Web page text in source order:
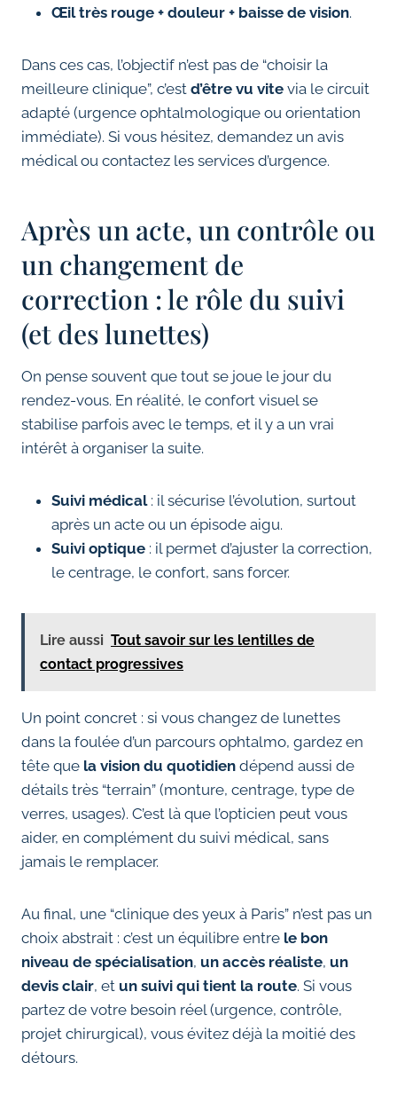
Œil très rouge + douleur + baisse de vision.
Dans ces cas, l’objectif n’est pas de “choisir la
meilleure clinique”, c’est d’être vu vite via le circuit
adapté (urgence ophtalmologique ou orientation
immédiate). Si vous hésitez, demandez un avis
médical ou contactez les services d’urgence.
Après un acte, un contrôle ou
un changement de
correction : le rôle du suivi
(et des lunettes)
On pense souvent que tout se joue le jour du
rendez-vous. En réalité, le confort visuel se
stabilise parfois avec le temps, et il y a un vrai
intérêt à organiser la suite.
Suivi médical: il sécurise l’évolution, surtout
après un acte ou un épisode aigu.
Suivi optique : il permet d’ajuster la correction,
le centrage, le confort, sans forcer.
Lire aussi Tout savoir sur les lentilles de
contact progressives
Un point concret : si vous changez de lunettes
dans la foulée d’un parcours ophtalmo, gardez en
tête que la vision du quotidien dépend aussi de
détails très “terrain” (monture, centrage, type de
verres, usages). C’est là que l’opticien peut vous
aider, en complément du suivi médical, sans
jamais le remplacer.
Au final, une “clinique des yeux à Paris” n’est pas un
choix abstrait : c’est un équilibre entre le bon
niveau de spécialisation, un accès réaliste, un
devis clair, et un suivi qui tient la route. Si vous
partez de votre besoin réel (urgence, contrôle,
projet chirurgical), vous évitez déjà la moitié des
détours.